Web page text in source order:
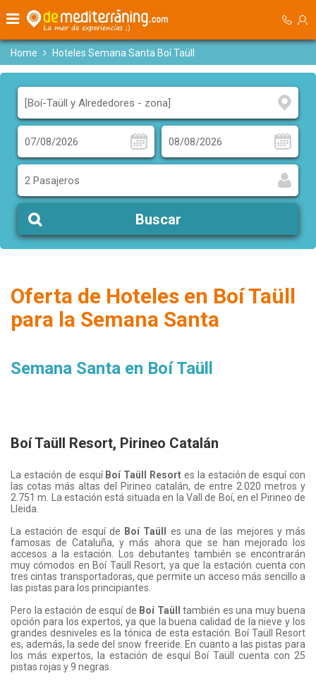
Home Hoteles Semana Santa Boí Taüll
2 Pasajeros
Buscar
Oferta de Hoteles en Boí Taüll
para la Semana Santa
Semana Santa en Boí Taüll
Boí Taüll Resort, Pirineo Catalán
La estación de esquí Boí Taüll Resort es la estación de esquí con
las cotas más altas del Pirineo catalán, de entre 2.020 metros y
2.751 m. La estación está situada en la Vall de Boí, en el Pirineo de
Lleida.
La estación de esquí de Boí Taüll es una de las mejores y más
famosas de Cataluña, y más ahora que se han mejorado los
accesos a la estación. Los debutantes también se encontrarán
muy cómodos en Boí Taüll Resort, ya que la estación cuenta con
tres cintas transportadoras, que permite un acceso más sencillo a
las pistas para los principiantes.
Pero la estación de esquí de Boí Taüll también es una muy buena
opción para los expertos, ya que la buena calidad de la nieve y los
grandes desniveles es la tónica de esta estación. Boí Taüll Resort
es, además, la sede del snow freeride. En cuanto a las pistas para
los más expertos, la estación de esquí Boí Taüll cuenta con 25
pistas rojas y 9 negras.